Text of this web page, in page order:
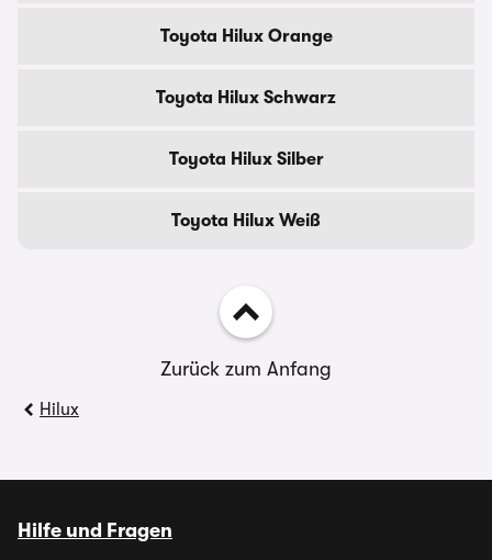
Toyota Hilux Orange
Toyota Hilux Schwarz
Toyota Hilux Silber
Toyota Hilux Weiß
Zurück zum Anfang
Hilux
Hilfe und Fragen